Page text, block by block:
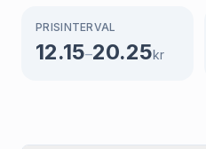
PRISINTERVAL
12.15–20.25kr